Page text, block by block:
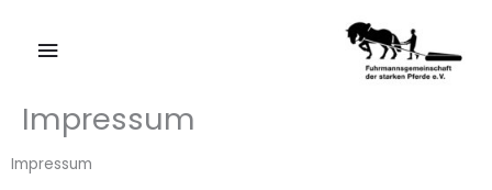
springen
Impressum
Impressum